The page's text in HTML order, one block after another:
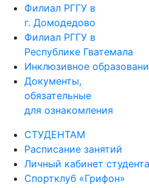
Филиал РГГУ в
г. Домодедово
Филиал РГГУ в
Республике Гватемала
Инклюзивное
Документы,
обязательные
для ознакомления
СТУДЕНТАМ
Расписание занятий
Личный кабинет студента
Спортклуб «Грифон»